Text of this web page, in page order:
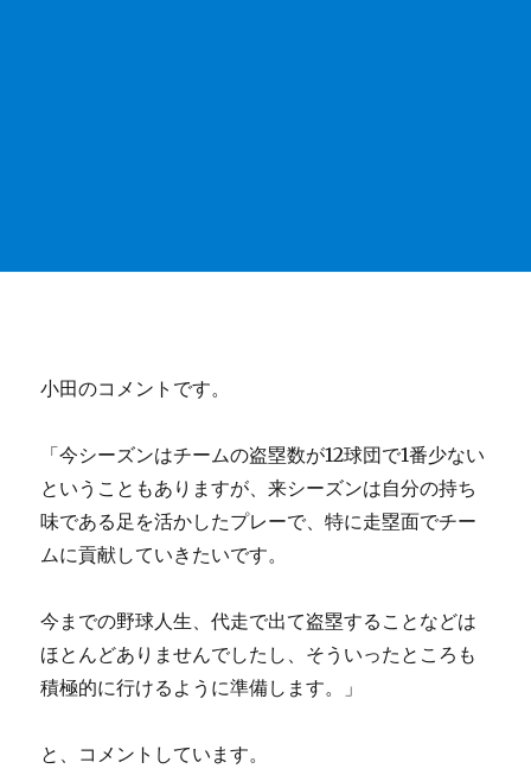
小田のコメントです。
「今シーズンはチームの盗塁数が12球団で1番少ない
ということもありますが、来シーズンは自分の持ち
味である足を活かしたプレーで、特に走塁面でチー
ムに貢献していきたいです。
今までの野球人生、代走で出て盗塁することなどは
ほとんどありませんでしたし、そういったところも
積極的に行けるように準備します。」
と、コメントしています。